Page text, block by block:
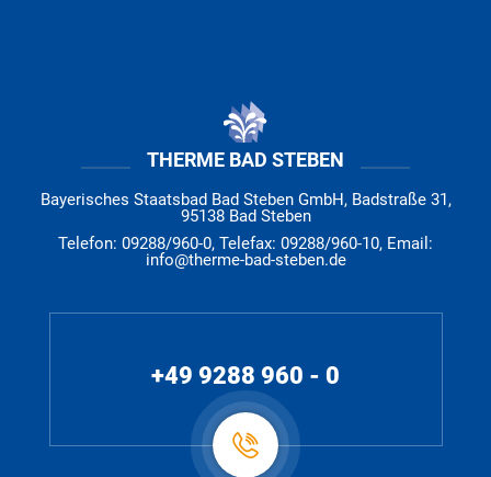
THERME BAD STEBEN
Bayerisches Staatsbad Bad Steben GmbH, Badstraße 31,
95138 Bad Steben
Telefon: 09288/960-0, Telefax: 09288/960-10, Email:
info@therme-bad-steben.de
+49 9288 960 - 0